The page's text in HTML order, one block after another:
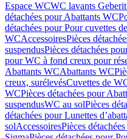
Espace WCWC lavants
détachées pour Abattants WC
détachées pour Pour cuvettes
WCAccessoiresPièces
suspendusPièces détachées
pour WC à fond creux pour
Abattants WCAbattants WC
creux, surélevésCuvettes de
WCPièces détachées pour
suspendusWC au solPièces
détachées pour Lunettes
solAccessoiresPièces